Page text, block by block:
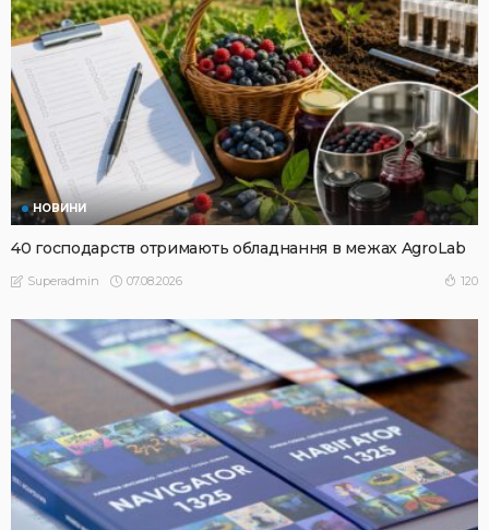
НОВИНИ
40 господарств отримають обладнання в межах AgroLab
Superadmin 07.08.2026 120